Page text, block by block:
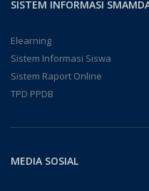
SISTEM INFORMASI
Elearning
Sistem Informasi Siswa
Sistem Raport Online
TPD PPDB
MEDIA SOSIAL